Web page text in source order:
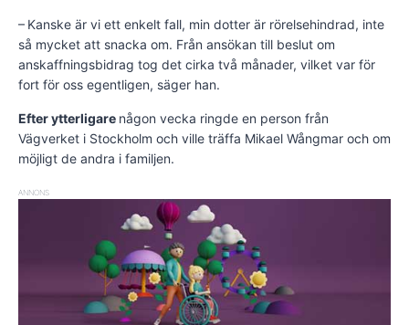
– Kanske är vi ett enkelt fall, min dotter är rörelsehindrad, inte
så mycket att snacka om. Från ansökan till beslut om
anskaffningsbidrag tog det cirka två månader, vilket var för
fort för oss egentligen, säger han.
Efter ytterligare någon vecka ringde en person från
Vägverket i Stockholm och ville träffa Mikael Wångmar och om
möjligt de andra i familjen.
ANNONS